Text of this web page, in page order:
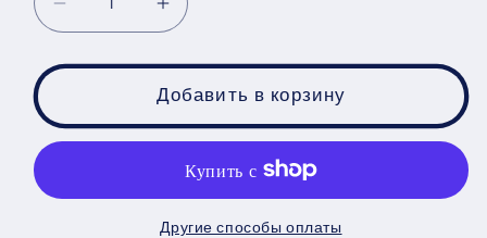
Уменьшить
количество
Yoga
size
Small
Angelica
Увеличить
количество
Yoga
shorts
size
Small
Angelica
mega
Добавить в корзину
Другие способы оплаты